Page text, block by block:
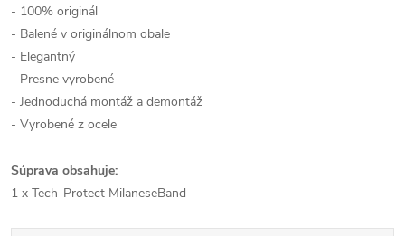
- 100% originál
- Balené v originálnom obale
- Elegantný
- Presne vyrobené
- Jednoduchá montáž a demontáž
- Vyrobené z ocele
Súprava obsahuje:
1 x Tech-Protect MilaneseBand